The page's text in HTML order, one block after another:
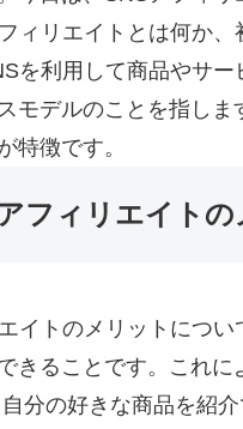
ィリエイトとは何か
を利用して商品やサ
モデルのことを指し
特徴です。
フィリエイトの
イトのメリットにつ
きることです。これ
分の好きな商品を紹